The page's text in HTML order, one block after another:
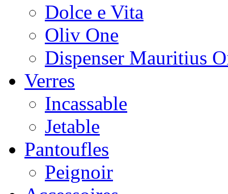
Dolce e Vita
Oliv One
Dispenser Mauritius
Verres
Incassable
Jetable
Pantoufles
Peignoir